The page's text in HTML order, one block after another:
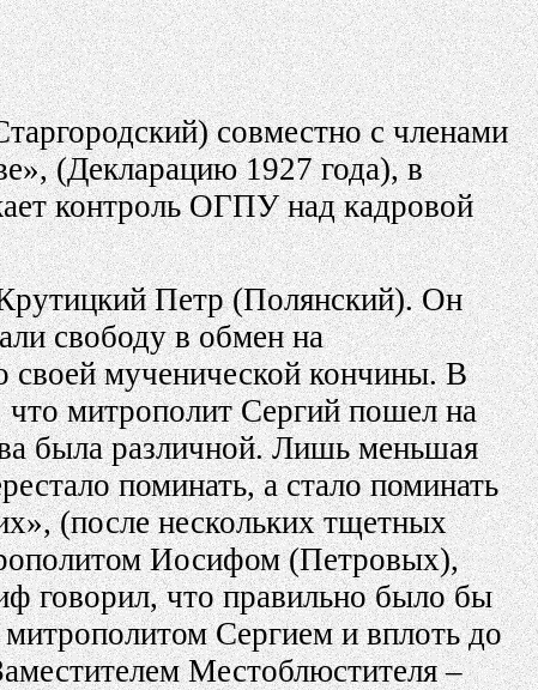
совместно с членами
(Декларацию 1927 года), в
контроль ОГПУ над кадровой
Петр (Полянский). Он
свободу в обмен на
своей мученической кончины. В
что митрополит Сергий пошел на
была различной. Лишь меньшая
поминать, а стало поминать
(после нескольких тщетных
Иосифом (Петровых),
говорил, что правильно было бы
Сергием и вплоть до
Местоблюстителя –